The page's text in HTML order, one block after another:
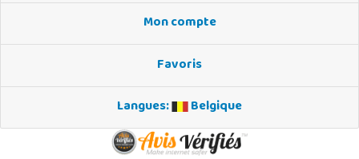
Mon compte
Favoris
Langues:
Belgique